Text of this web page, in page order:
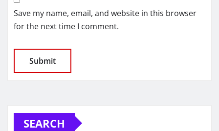
Save my name, email, and website in this browser
for the next time I comment.
SEARCH